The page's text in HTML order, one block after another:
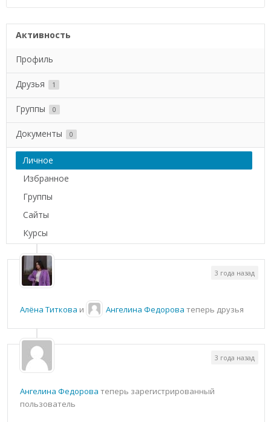
Активность
Профиль
Друзья 1
Группы 0
Документы 0
Личное
Избранное
Группы
Сайты
Курсы
Алёна Титкова и Ангелина Федорова теперь друзья
3 года назад
Ангелина Федорова теперь зарегистрированный
пользователь
3 года назад